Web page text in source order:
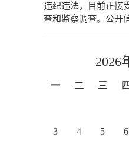
违纪违法，目前正接
查和监察调查。公开
2026
一 二 三 四
3 4 5 6